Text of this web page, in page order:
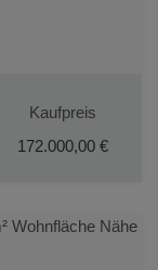
Kaufpreis
172.000,00 €